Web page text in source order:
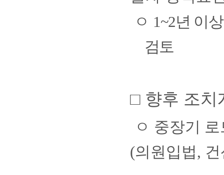
ㅇ 1~2년 이
검토
□ 향후 조치
ㅇ 중장기
(의원입법,